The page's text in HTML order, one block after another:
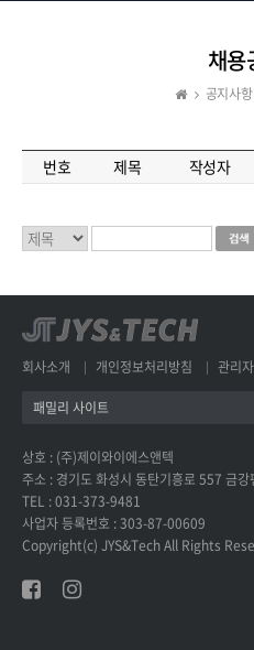
채용
공지사항
번호 제목 작성자
회사소개 개인정보처리방침 관리
패밀리 사이트
상호 : (주)제이와이에스앤텍
주소 : 경기도 화성시 동탄기흥로 557 금
TEL : 031-373-9481
사업자 등록번호 : 303-87-00609
Copyright(c) JYS&Tech All Rights